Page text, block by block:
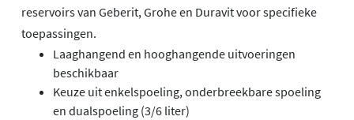
reservoirs van Geberit, Grohe en Duravit voor specifieke
toepassingen.
Laaghangend en hooghangende uitvoeringen
beschikbaar
Keuze uit enkelspoeling, onderbreekbare spoeling
en dualspoeling (3/6 liter)